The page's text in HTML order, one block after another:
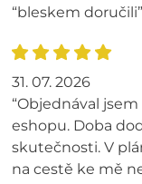
“bleskem doručili”
31. 07. 2026
“Objednával
eshopu. Doba
skutečnosti. V
na cestě ke mě